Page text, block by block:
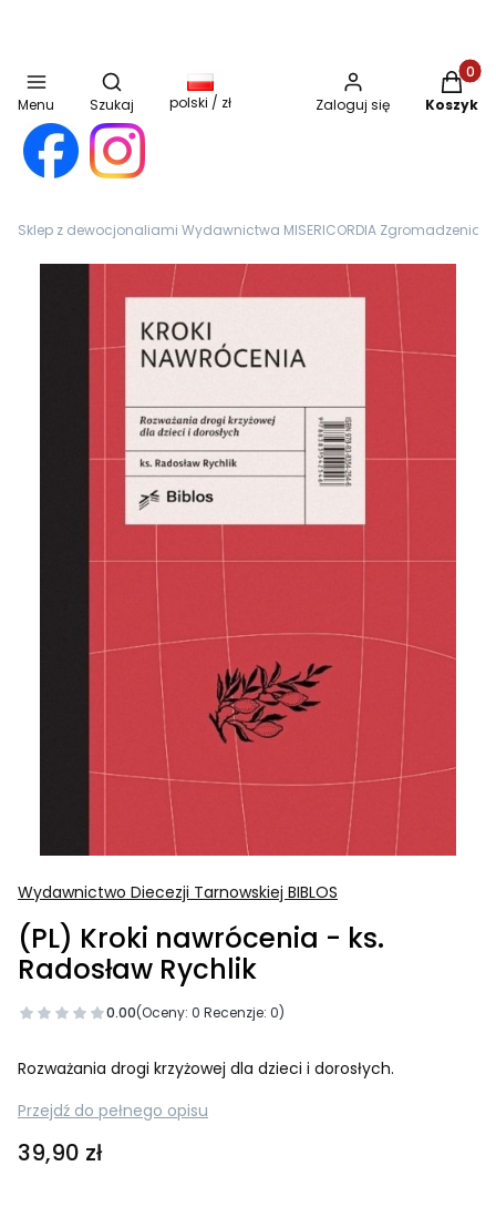
Menu
Otwórz wyszukiwarkę
Szukaj polski / zł Zaloguj się Koszyk
Sklep z dewocjonaliami Wydawnictwa MISERICORDIA Zgromadzenia
Wydawnictwo Diecezji Tarnowskiej BIBLOS
(PL) Kroki nawrócenia - ks.
Radosław Rychlik
0.00(Oceny: 0 Recenzje: 0)
Rozważania drogi krzyżowej dla dzieci i dorosłych.
Przejdź do pełnego opisu
Cena
39,90 zł